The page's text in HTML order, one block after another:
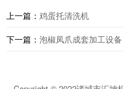
上一篇： 鸡蛋托清洗机
下一篇：泡椒凤爪成套加工设备